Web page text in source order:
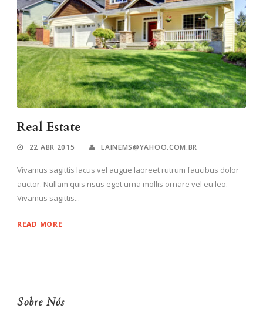
Real Estate
22 ABR 2015 LAINEMS@YAHOO.COM.BR
Vivamus sagittis lacus vel augue laoreet rutrum faucibus dolor
auctor. Nullam quis risus eget urna mollis ornare vel eu leo.
Vivamus sagittis...
READ MORE
Sobre Nós